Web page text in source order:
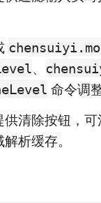
、
命令调
供清除按钮，
析缓存。